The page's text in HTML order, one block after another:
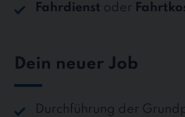
Fahrdienst oder
Dein neuer Job
Durchführung der